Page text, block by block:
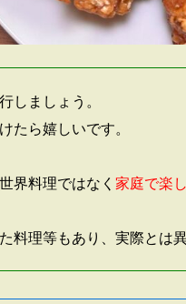
しましょう。
たら嬉しいです。
界料理ではなく 家庭で楽
料理等もあり、実際とは